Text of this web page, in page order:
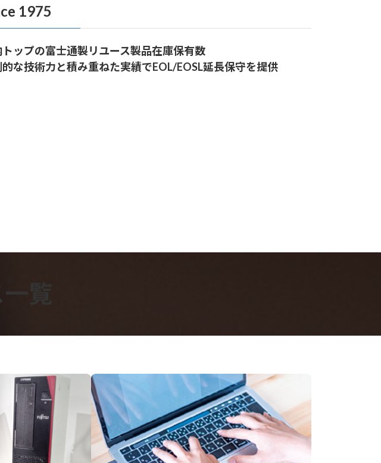
1975
トップの富士通製リユース製品在庫保有数
的な技術力と積み重ねた実績でEOL/EOSL延長保守を提供
覧